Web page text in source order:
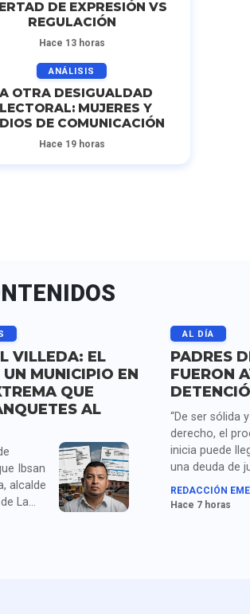
DE EXPRESIÓN VS
REGULACIÓN
Hace 13 horas
ANÁLISIS
OTRA DESIGUALDAD
MUJERES Y
DE COMUNICACIÓN
Hace 19 horas
VILLEDA: EL
MUNICIPIO EN
QUE
AL
Ibsan
alcalde
La
miles
AL DÍA
PADRES
FUERON
“De ser sólida
derecho, el
inicia puede
una deuda de
las familias de
estudiantes
REDACCIÓN
Hace 7 horas